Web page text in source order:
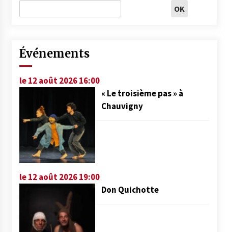
Événements
le 12 août 2026 16:00
« Le troisième pas » à
Chauvigny
le 12 août 2026 19:00
Don Quichotte